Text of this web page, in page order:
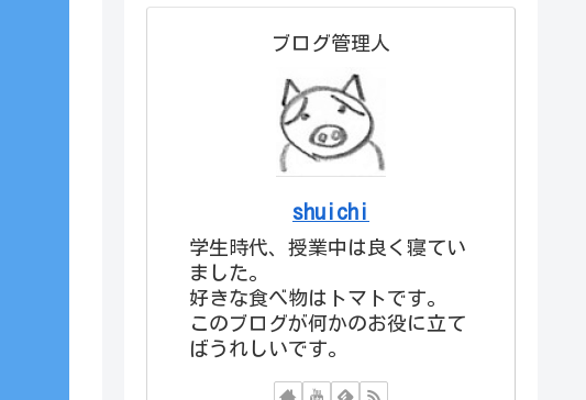
ブログ管理人
shuichi
学生時代、授業中は良く寝てい
ました。
好きな食べ物はトマトです。
このブログが何かのお役に立て
ばうれしいです。